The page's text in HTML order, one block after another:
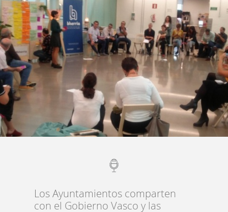
Qué
es
Banco
de
Documentos
Los Ayuntamientos comparten
con el Gobierno Vasco y las